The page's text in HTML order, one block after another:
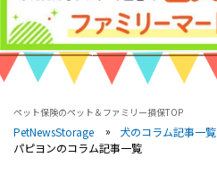
ペット保険のペット＆ファミリー損保TOP
PetNewsStorage 犬のコラム記事一覧
パピヨンのコラム記事一覧